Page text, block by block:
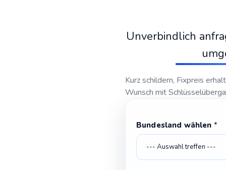
Unverbindlich
Kurz schildern, Fixpreis
Wunsch mit
Bundesland wählen *
e
l